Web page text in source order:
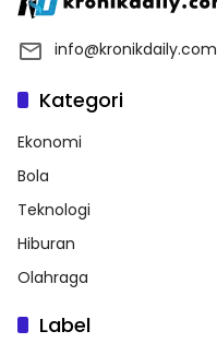
info@kronikdaily.com
Kategori
Ekonomi
Bola
Teknologi
Hiburan
Olahraga
Label